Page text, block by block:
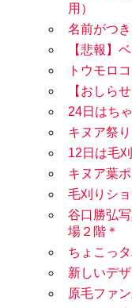
用）
名前がつき
【悲報】
トウモロ
【おしら
24日はち
キヌア祭
12日は毛
キヌア葉
毛刈りシ
谷口勝弘
場２階＊
ちょこっ
新しいデ
原毛ファ